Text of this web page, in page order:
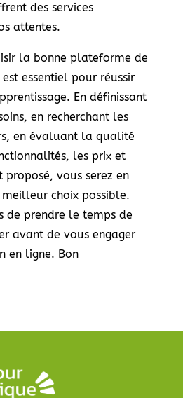
des services
attentes.
la bonne plateforme de
essentiel pour réussir
En définissant
en recherchant les
en évaluant la qualité
les prix et
proposé, vous serez en
choix possible.
de prendre le temps de
avant de vous engager
en ligne. Bon